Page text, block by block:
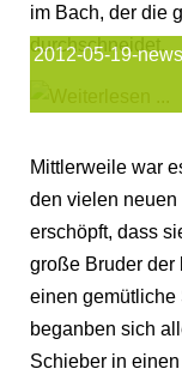
im Bach, der die
durchschneidet.
2012-05-19-
Mittlerweile war
den vielen
erschöpft, dass
große Bruder der
einen gemütliche
beganben sich
Schieber in